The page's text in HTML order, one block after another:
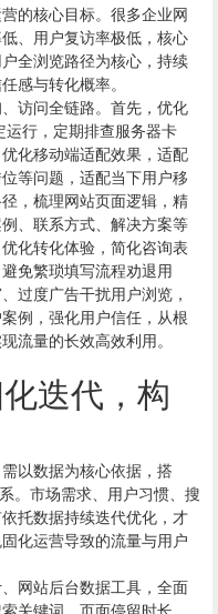
的核心目标。很多企业网
、用户复访率极低，核心
全浏览路径为核心，持续
感与转化概率。
访问全链路。首先，优化
行，定期排查服务器卡
化移动端适配效果，适配
等问题，适配当下用户移
，梳理网站页面逻辑，精
、联系方式、解决方案等
化转化体验，简化咨询表
免繁琐填写流程劝退用
过度广告干扰用户浏览，
例，强化用户信任，从根
流量的长效高效利用。
迭代，构
以数据为核心依据，搭
。市场需求、用户习惯、搜
托数据持续迭代优化，才
化运营导致的流量与用户
网站后台数据工具，全面
关键词、页面停留时长、